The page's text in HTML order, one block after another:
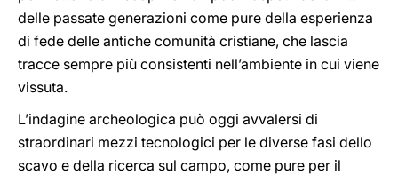
delle passate generazioni come pure della esperienza
di fede delle antiche comunità cristiane, che lascia
tracce sempre più consistenti nell’ambiente in cui viene
vissuta.
L’indagine archeologica può oggi avvalersi di
straordinari mezzi tecnologici per le diverse fasi dello
scavo e della ricerca sul campo, come pure per il